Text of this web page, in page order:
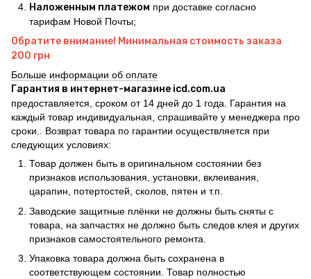
Наложенным платежом при доставке согласно
тарифам Новой Почты;
Обратите внимание! Минимальная стоимость заказа
200 грн
Больше информации об оплате
Гарантия в интернет-магазине icd.com.ua
предоставляется, сроком от 14 дней до 1 года. Гарантия на
каждый товар индивидуальная, спрашивайте у менеджера про
сроки.. Возврат товара по гарантии осуществляется при
следующих условиях:
Товар должен быть в оригинальном состоянии без
признаков использования, установки, вклеивания,
царапин, потертостей, сколов, пятен и т.п.
Заводские защитные плёнки не должны быть сняты с
товара, на запчастях не должно быть следов клея и других
признаков самостоятельного ремонта.
Упаковка товара должна быть сохранена в
соответствующем состоянии. Товар полностью